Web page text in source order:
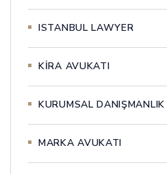
ISTANBUL LAWYER
KİRA AVUKATI
KURUMSAL DANIŞMANLIK
MARKA AVUKATI